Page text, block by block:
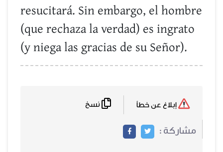
resucitará. Sin embargo, el hombre
(que rechaza la verdad) es ingrato
(y niega las gracias de su Señor).
مشاركة :